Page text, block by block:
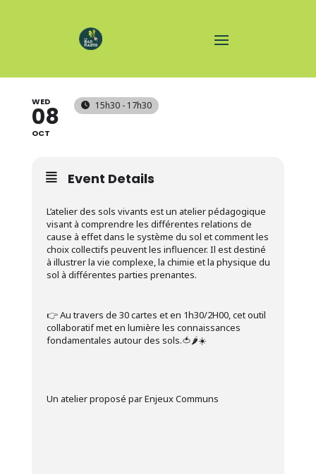
WED
08
OCT
15h30 - 17h30
Event Details
L’atelier des sols vivants est un atelier pédagogique
visant à comprendre les différentes relations de
cause à effet dans le système du sol et comment les
choix collectifs peuvent les influencer. Il est destiné
à illustrer la vie complexe, la chimie et la physique du
sol à différentes parties prenantes.
👉 Au travers de 30 cartes et en 1h30/2H00, cet outil
collaboratif met en lumière les connaissances
fondamentales autour des sols.🍅🌶☀
Un atelier proposé par Enjeux Communs